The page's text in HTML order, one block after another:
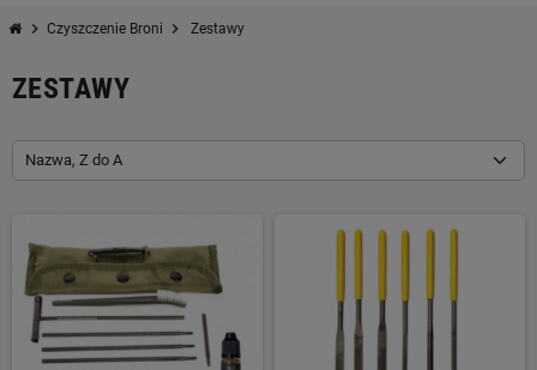
chevron_right Czyszczenie Broni chevron_right Zestawy
ZESTAWY
Nazwa, Z do A